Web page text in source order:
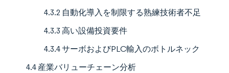
4.3.2 自動化導入を制限する熟練技術者不足
4.3.3 高い設備投資要件
4.3.4 サーボおよびPLC輸入のボトルネック
4.4 産業バリューチェーン分析